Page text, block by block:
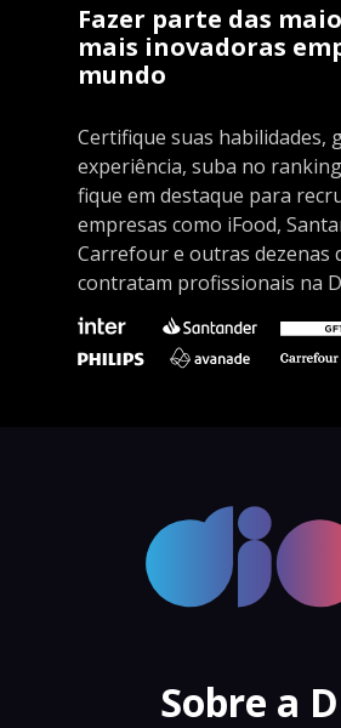
Fazer parte das
mais inovadoras
mundo
Certifique suas habilidades,
experiência, suba no
fique em destaque para
empresas como iFood,
Carrefour e outras dezenas
contratam profissionais na
Sobre a